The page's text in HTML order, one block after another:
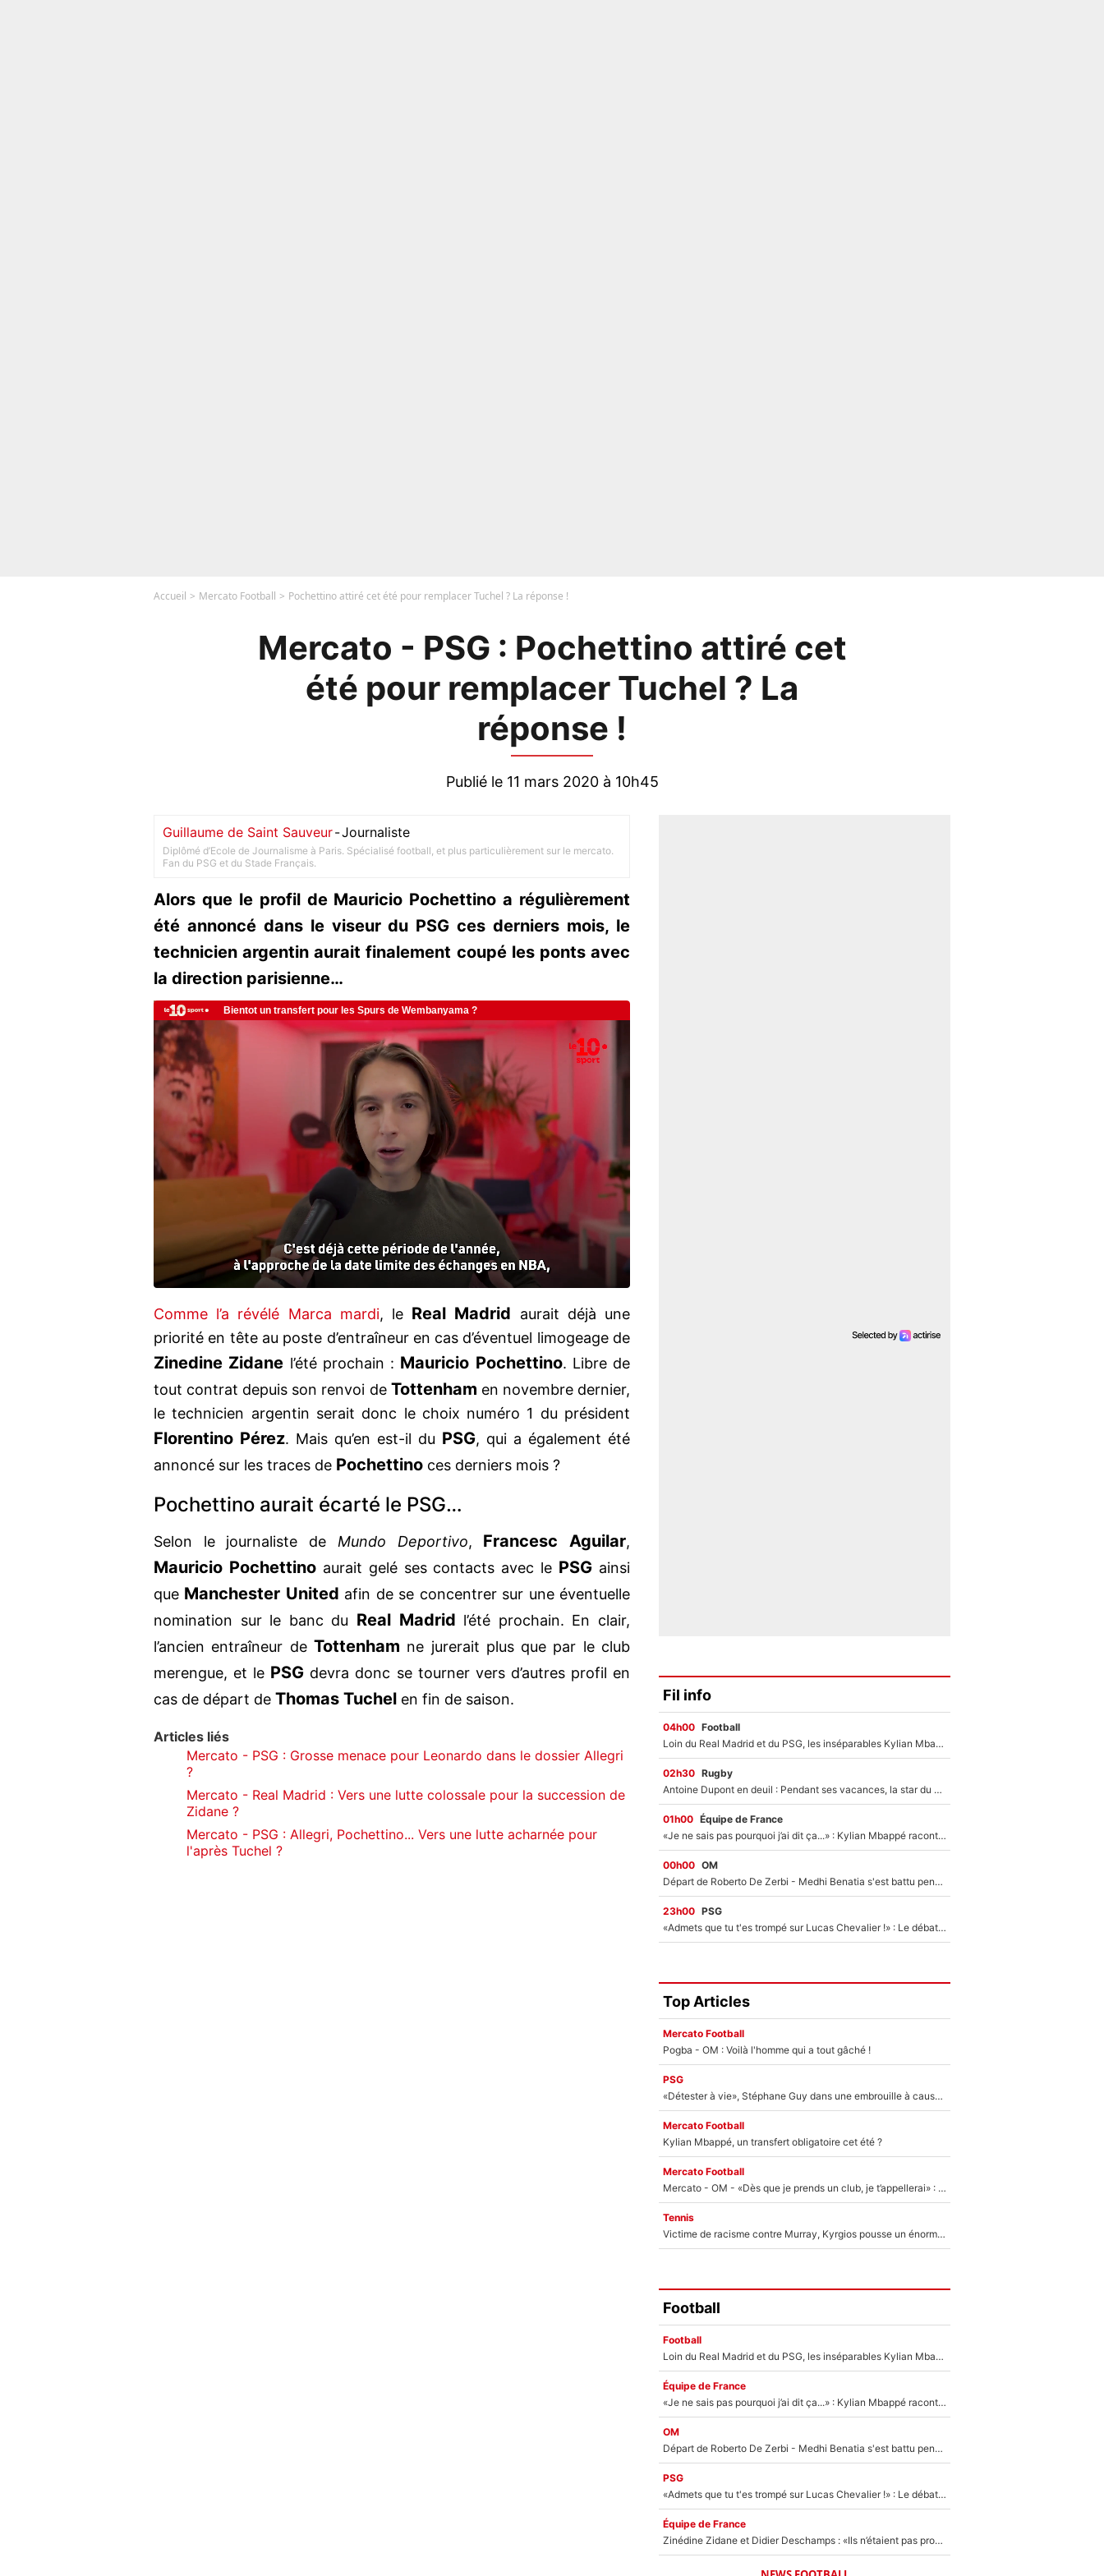
Accueil Mercato Football Pochettino attiré cet été pour remplacer Tuchel ? La réponse !
Mercato - PSG : Pochettino attiré cet
été pour remplacer Tuchel ? La
réponse !
Publié le 11 mars 2020 à 10h45
Guillaume de Saint Sauveur-Journaliste
Diplômé d’Ecole de Journalisme à Paris. Spécialisé football, et plus particulièrement sur le mercato.
Fan du PSG et du Stade Français.
Alors que le profil de Mauricio Pochettino a régulièrement
été annoncé dans le viseur du PSG ces derniers mois, le
technicien argentin aurait finalement coupé les ponts avec
la direction parisienne…
Comme l’a révélé Marca mardi, le Real Madrid aurait déjà une
priorité en tête au poste d’entraîneur en cas d’éventuel limogeage de
Zinedine Zidane l’été prochain : Mauricio Pochettino. Libre de
tout contrat depuis son renvoi de Tottenham en novembre dernier,
le technicien argentin serait donc le choix numéro 1 du président
Florentino Pérez. Mais qu’en est-il du PSG, qui a également été
annoncé sur les traces de Pochettino ces derniers mois ?
Pochettino aurait écarté le PSG…
Selon le journaliste de Mundo Deportivo, Francesc Aguilar,
Mauricio Pochettinoaurait gelé ses contacts avec le PSG ainsi
que Manchester United afin de se concentrer sur une éventuelle
nomination sur le banc du Real Madrid l’été prochain. En clair,
l’ancien entraîneur de Tottenham ne jurerait plus que par le club
merengue, et le PSG devra donc se tourner vers d’autres profil en
cas de départ de Thomas Tuchel en fin de saison.
Articles liés
Mercato - PSG : Grosse menace pour Leonardo dans le dossier Allegri
?
Mercato - Real Madrid : Vers une lutte colossale pour la succession de
Zidane ?
Mercato - PSG : Allegri, Pochettino... Vers une lutte acharnée pour
l'après Tuchel ?
Fil info
04h00 Football
Loin du Real Madrid et du PSG, les inséparables Kylian Mbappé et Achraf Hakimi changent d'équipe le temps d'une journée !
02h30 Rugby
Antoine Dupont en deuil : Pendant ses vacances, la star du XV de France a perdu sa grand-mère
01h00 Équipe de France
«Je ne sais pas pourquoi j’ai dit ça...» : Kylian Mbappé raconte sa première rencontre avec Zinédine Zidane (et c’est très drôle)
00h00 OM
Départ de Roberto De Zerbi - Medhi Benatia s'est battu pendant six mois pour le retenir à l'OM, le PSG a été le naufrage de trop : «Je pars avec toi»
23h00 PSG
«Admets que tu t'es trompé sur Lucas Chevalier !» : Le débat sur le gardien du PSG vire au clash à l'After Foot
Top Articles
Mercato Football
Pogba - OM : Voilà l'homme qui a tout gâché !
PSG
«Détester à vie», Stéphane Guy dans une embrouille à cause du PSG !
Mercato Football
Kylian Mbappé, un transfert obligatoire cet été ?
Mercato Football
Mercato - OM - «Dès que je prends un club, je t’appellerai» : La promesse de Marcelino au moment de claquer la porte
Tennis
Victime de racisme contre Murray, Kyrgios pousse un énorme coup de gueule !
Football
Football
Loin du Real Madrid et du PSG, les inséparables Kylian Mbappé et Achraf Hakimi changent d'équipe le temps d'une journée !
Équipe de France
«Je ne sais pas pourquoi j’ai dit ça...» : Kylian Mbappé raconte sa première rencontre avec Zinédine Zidane (et c’est très drôle)
OM
Départ de Roberto De Zerbi - Medhi Benatia s'est battu pendant six mois pour le retenir à l'OM, le PSG a été le naufrage de trop : «Je pars avec toi»
PSG
«Admets que tu t'es trompé sur Lucas Chevalier !» : Le débat sur le gardien du PSG vire au clash à l'After Foot
Équipe de France
Zinédine Zidane et Didier Deschamps : «Ils n’étaient pas proches», les confidences d’un membre de l’équipe de France 1998 sur leur relation spéciale